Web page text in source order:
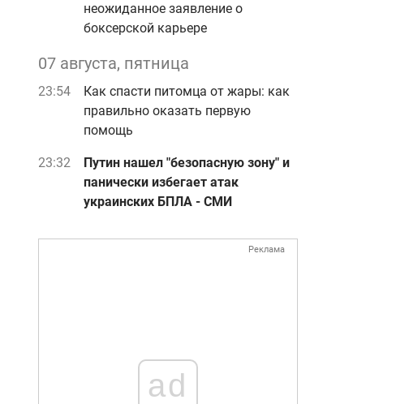
неожиданное заявление о
боксерской карьере
07 августа, пятница
23:54
Как спасти питомца от жары: как
правильно оказать первую
помощь
23:32
Путин нашел "безопасную зону" и
панически избегает атак
украинских БПЛА - СМИ
Реклама
ad